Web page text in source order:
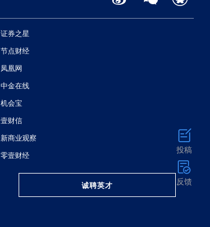
证券之星
节点财经
凤凰网
中金在线
机会宝
壹财信
新商业观察
零壹财经
诚聘英才
投稿
反馈